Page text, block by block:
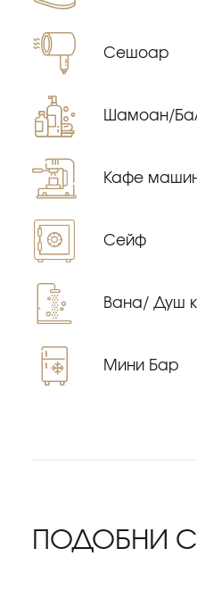
Сешоар
Шамоан/
Кафе
Сейф
Вана/ Душ
Мини Бар
ПОДОБНИ